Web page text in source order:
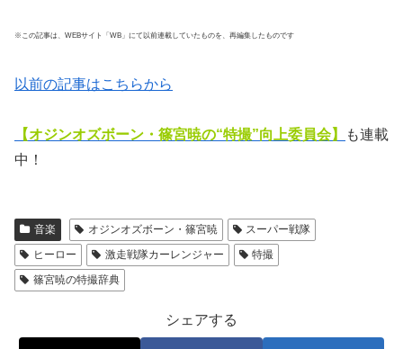
※この記事は、WEBサイト「WB」にて以前連載していたものを、再編集したものです
以前の記事はこちらから
【オジンオズボーン・篠宮暁の“特撮”向上委員会】
も連載
中！
音楽 オジンオズボーン・篠宮暁
スーパー戦隊
ヒーロー
激走戦隊カーレンジャー
特撮
篠宮暁の特撮辞典
シェアする